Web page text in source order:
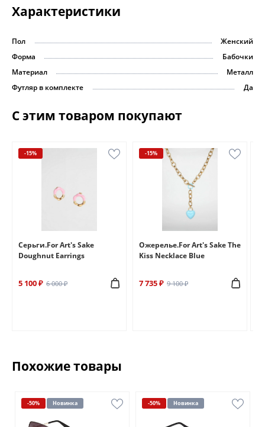
Характеристики
Пол
Женский
Форма
Бабочки
Материал
Металл
Футляр в комплекте
Да
С этим товаром покупают
-15%
Серьги.For Art's Sake
Doughnut Earrings
5 100 ₽ 6 000 ₽
-15%
Ожерелье.For Art's Sake The
Kiss Necklace Blue
7 735 ₽ 9 100 ₽
Похожие товары
-50% Новинка -50% Новинка